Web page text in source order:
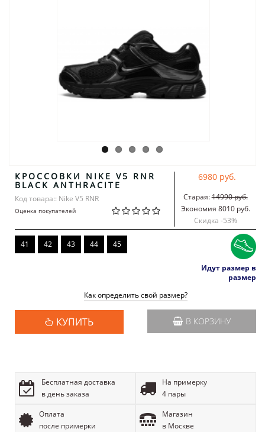
КРОССОВКИ NIKE V5 RNR
BLACK ANTHRACITE
Код товара:: Nike V5 RNR
Оценка покупателей
6980 руб.
Старая:14990 руб.
Экономия 8010 руб.
Скидка -53%
41 42 43 44 45
Идут размер в
размер
Как определить свой размер?
КУПИТЬ В КОРЗИНУ
Бесплатная доставка
в день заказа
На примерку
4 пары
Оплата
после примерки
Магазин
в Москве